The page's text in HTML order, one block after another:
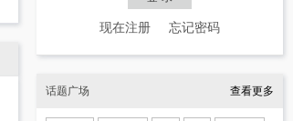
现在注册 忘记密码
话题广场 查看更多